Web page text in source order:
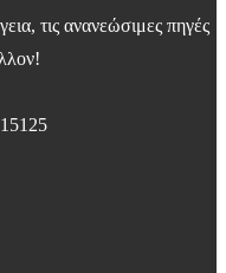
τις ανανεώσιμες πηγές